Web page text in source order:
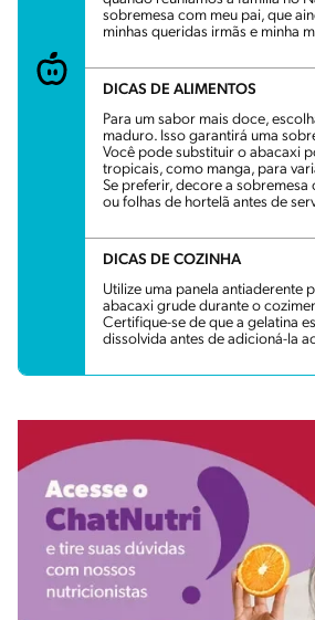
sobremesa com meu pai, que
minhas queridas irmãs e minha
DICAS DE ALIMENTOS
Para um sabor mais doce,
maduro. Isso garantirá uma
Você pode substituir o abacaxi
tropicais, como manga, para
Se preferir, decore a sobremesa
ou folhas de hortelã antes de
DICAS DE COZINHA
Utilize uma panela antiaderente
abacaxi grude durante o
Certifique-se de que a gelatina
dissolvida antes de adicioná-la